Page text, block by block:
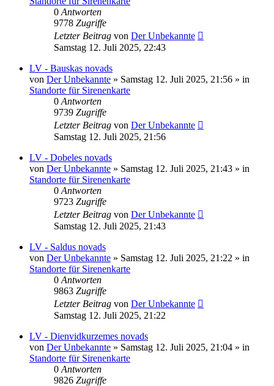
0 Antworten
9778 Zugriffe
Letzter Beitrag von Der Unbekannte
Samstag 12. Juli 2025, 22:43
LV - Bauskas novads
von Der Unbekannte » Samstag 12. Juli 2025, 21:56 » in
Standorte für Sirenenkarte
0 Antworten
9739 Zugriffe
Letzter Beitrag von Der Unbekannte
Samstag 12. Juli 2025, 21:56
LV - Dobeles novads
von Der Unbekannte » Samstag 12. Juli 2025, 21:43 » in
Standorte für Sirenenkarte
0 Antworten
9723 Zugriffe
Letzter Beitrag von Der Unbekannte
Samstag 12. Juli 2025, 21:43
LV - Saldus novads
von Der Unbekannte » Samstag 12. Juli 2025, 21:22 » in
Standorte für Sirenenkarte
0 Antworten
9863 Zugriffe
Letzter Beitrag von Der Unbekannte
Samstag 12. Juli 2025, 21:22
LV - Dienvidkurzemes novads
von Der Unbekannte » Samstag 12. Juli 2025, 21:04 » in
Standorte für Sirenenkarte
0 Antworten
9826 Zugriffe